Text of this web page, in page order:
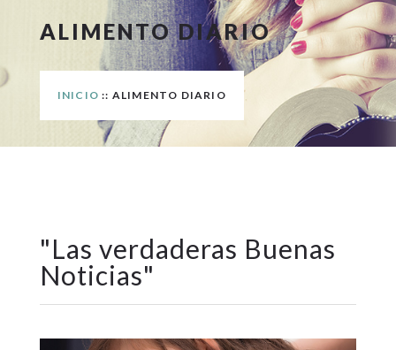
ALIMENTO DIARIO
INICIO :: ALIMENTO DIARIO
"Las verdaderas Buenas
Noticias"